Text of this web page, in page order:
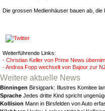
Die grossen Medienhäuser bauen ab, die
Weiterführende Links:
- Christian Keller von Prime News
- Andrea Fopp wechselt von Bajour zur
Weitere aktuelle News
Binningen Birsigpark: Illustres Komitee
Sprache Jedes dritte Kind spricht
Kollision Mann in Birsfelden von Auto